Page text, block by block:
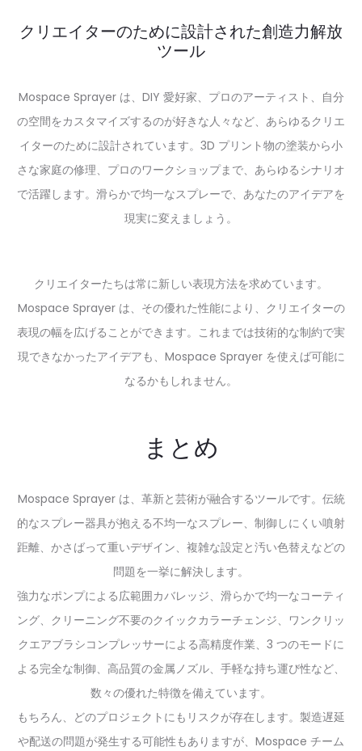
クリエイターのために設計された創造力解放
ツール
Mospace Sprayer は、DIY 愛好家、プロのアーティスト、自分
の空間をカスタマイズするのが好きな人々など、あらゆるクリエ
イターのために設計されています。3D プリント物の塗装から小
さな家庭の修理、プロのワークショップまで、あらゆるシナリオ
で活躍します。滑らかで均一なスプレーで、あなたのアイデアを
現実に変えましょう。
クリエイターたちは常に新しい表現方法を求めています。
Mospace Sprayer は、その優れた性能により、クリエイターの
表現の幅を広げることができます。これまでは技術的な制約で実
現できなかったアイデアも、Mospace Sprayer を使えば可能に
なるかもしれません。
まとめ
Mospace Sprayer は、革新と芸術が融合するツールです。伝統
的なスプレー器具が抱える不均一なスプレー、制御しにくい噴射
距離、かさばって重いデザイン、複雑な設定と汚い色替えなどの
問題を一挙に解決します。
強力なポンプによる広範囲カバレッジ、滑らかで均一なコーティ
ング、クリーニング不要のクイックカラーチェンジ、ワンクリッ
クエアブラシコンプレッサーによる高精度作業、3 つのモードに
よる完全な制御、高品質の金属ノズル、手軽な持ち運び性など、
数々の優れた特徴を備えています。
もちろん、どのプロジェクトにもリスクが存在します。製造遅延
や配送の問題が発生する可能性もありますが、Mospace チーム